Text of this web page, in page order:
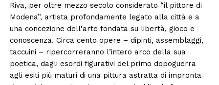
Riva, per oltre mezzo secolo considerato “il pittore di
Modena”, artista profondamente legato alla città e a
una concezione dell’arte fondata su libertà, gioco e
conoscenza. Circa cento opere – dipinti, assemblaggi,
taccuini – ripercorreranno l’intero arco della sua
poetica, dagli esordi figurativi del primo dopoguerra
agli esiti più maturi di una pittura astratta di impronta